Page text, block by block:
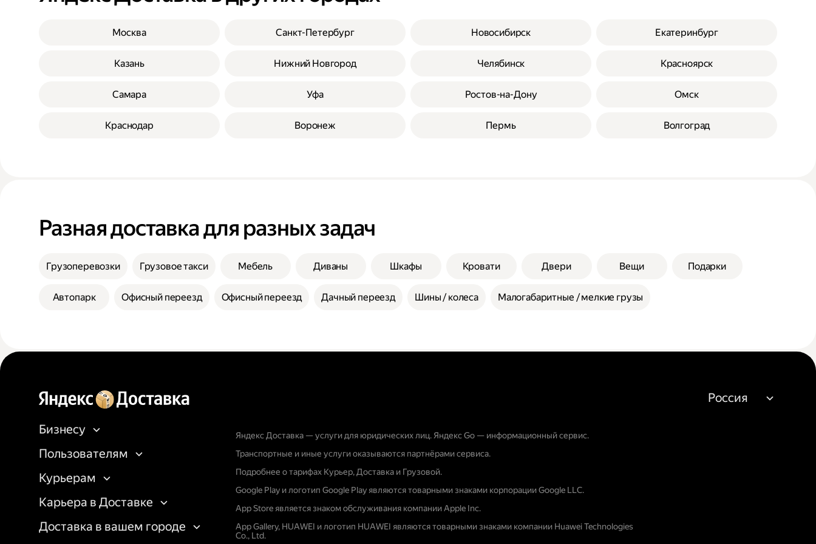
Москва Санкт-Петербург Новосибирск Екатеринбург
Казань Нижний Новгород Челябинск Красноярск
Самара Уфа Ростов-на-Дону Омск
Краснодар Воронеж Пермь Волгоград
Разная доставка для разных задач
Грузоперевозки Грузовое такси Мебель Диваны Шкафы Кровати Двери Вещи Подарки
Автопарк Офисный переезд Офисный переезд Дачный переезд Шины / колеса Малогабаритные / мелкие грузы
Бизнесу
Пользователям
Курьерам
Карьера в Доставке
Доставка в вашем городе
Яндекс Доставка — услуги для юридических лиц. Яндекс Go — информационный сервис.
Транспортные и иные услуги оказываются партнёрами сервиса.
Подробнее о тарифах Курьер, Доставка и Грузовой.
Google Play и логотип Google Play являются товарными знаками корпорации Google LLC.
App Store является знаком обслуживания компании Apple Inc.
App Gallery, HUAWEI и логотип HUAWEI являются товарными знаками компании Huawei Technologies
Co., Ltd.
Россия